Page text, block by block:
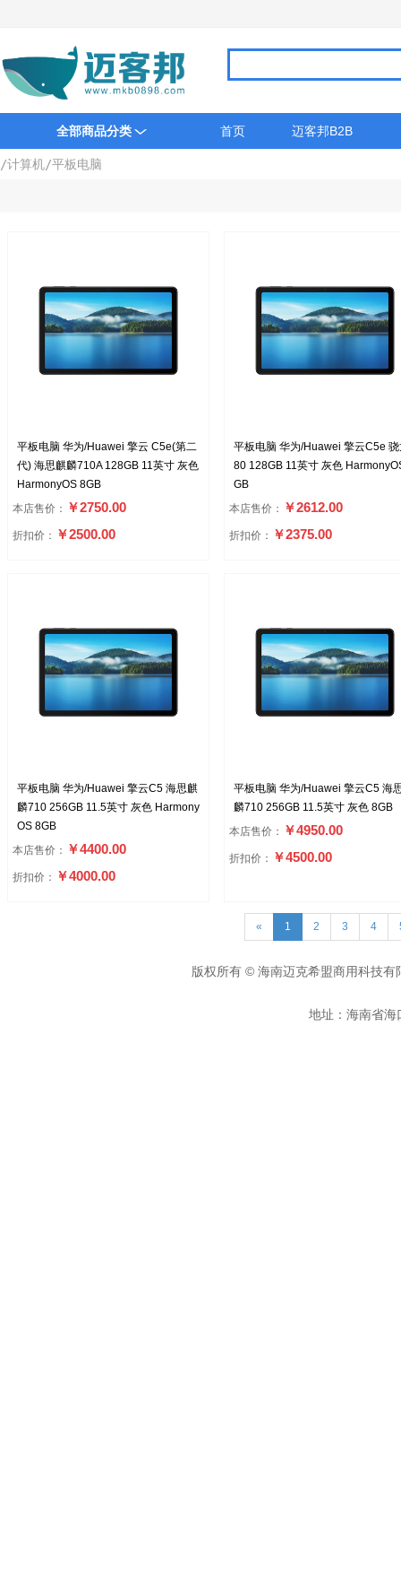
全部商品分类 首页 迈客邦B2B
/计算机/平板电脑
平板电脑 华为/Huawei 擎云 C5e(第二
代) 海思麒麟710A 128GB 11英寸 灰色
HarmonyOS 8GB
本店售价： ￥2750.00
折扣价： ￥2500.00
平板电脑 华为/Huawei 擎云C5e
80 128GB 11英寸 灰色
GB
本店售价： ￥2612.00
折扣价： ￥2375.00
平板电脑 华为/Huawei 擎云C5 海思麒
麟710 256GB 11.5英寸 灰色 Harmony
OS 8GB
本店售价： ￥4400.00
折扣价： ￥4000.00
平板电脑 华为/Huawei 擎云C5 海
麟710 256GB 11.5英寸 灰色 8GB
本店售价： ￥4950.00
折扣价： ￥4500.00
« 1 2 3 4
版权所有 © 海南迈克希盟商用科技
地址：海南省